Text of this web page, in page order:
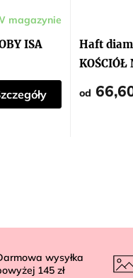
ISA
magazynie
Haft
KOŚCIÓŁ
PANNY
od
wysyłka
145 zł